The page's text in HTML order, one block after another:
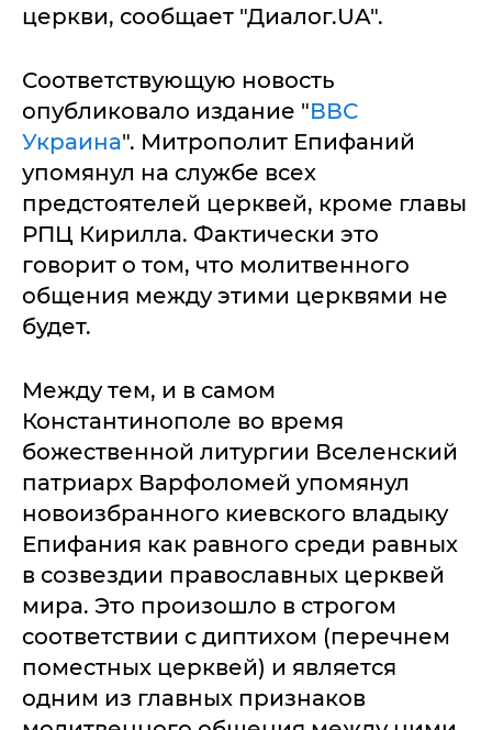
церкви, сообщает "Диалог.UA".
Соответствующую новость
опубликовало издание "ВВС
Украина". Митрополит Епифаний
упомянул на службе всех
предстоятелей церквей, кроме главы
РПЦ Кирилла. Фактически это
говорит о том, что молитвенного
общения между этими церквями не
будет.
Между тем, и в самом
Константинополе во время
божественной литургии Вселенский
патриарх Варфоломей упомянул
новоизбранного киевского владыку
Епифания как равного среди равных
в созвездии православных церквей
мира. Это произошло в строгом
соответствии с диптихом (перечнем
поместных церквей) и является
одним из главных признаков